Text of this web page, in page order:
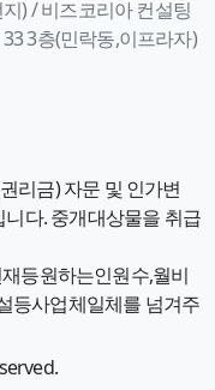
) / 비즈코리아 컨설팅
3층(민락동,이프라자)
리금) 자문 및 인가변
다. 중개대상물을 취급
등원하는인원수,월비
등사업체일체를 넘겨주